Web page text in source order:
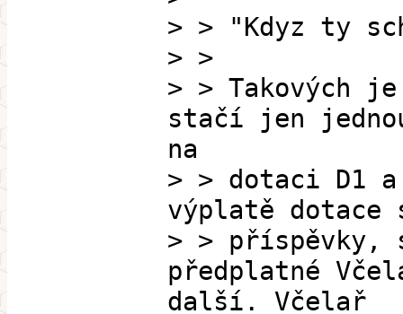
> > "Kdyz ty
> >
> > Takových
stačí jen
na
> > dotaci D1
výplatě dotace
> > příspěvky,
předplatné
další. Včelař